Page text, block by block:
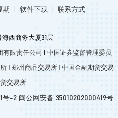
期 软件下载 联系方式
西商务大厦31层
有限责任公司 中国证券监督管理委员
| 郑州商品交易所| 中国金融期货交易
交易所
号-2 闽公网安备 35010202000419号